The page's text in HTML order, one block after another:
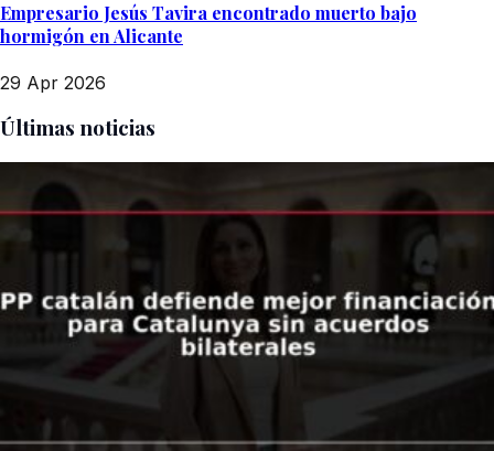
Empresario Jesús Tavira encontrado muerto bajo
hormigón en Alicante
29 Apr 2026
Últimas noticias